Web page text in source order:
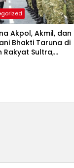
Akpol, Akmil, dan
Bhakti Taruna di
Rakyat Sultra,